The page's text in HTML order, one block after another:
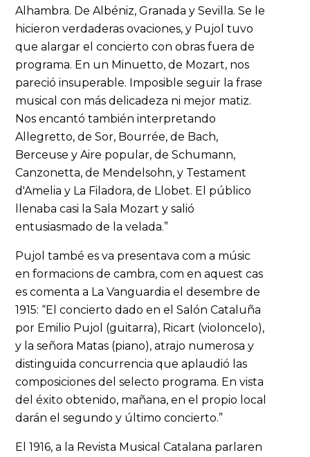
Alhambra. De Albéniz, Granada y Sevilla. Se le
hicieron verdaderas ovaciones, y Pujol tuvo
que alargar el concierto con obras fuera de
programa. En un Minuetto, de Mozart, nos
pareció insuperable. Imposible seguir la frase
musical con más delicadeza ni mejor matiz.
Nos encantó también interpretando
Allegretto, de Sor, Bourrée, de Bach,
Berceuse y Aire popular, de Schumann,
Canzonetta, de Mendelsohn, y Testament
d'Amelia y La Filadora, de Llobet. El público
llenaba casi la Sala Mozart y salió
entusiasmado de la velada.”
Pujol també es va presentava com a músic
en formacions de cambra, com en aquest cas
es comenta a La Vanguardia el desembre de
1915: “El concierto dado en el Salón Cataluña
por Emilio Pujol (guitarra), Ricart (violoncelo),
y la señora Matas (piano), atrajo numerosa y
distinguida concurrencia que aplaudió las
composiciones del selecto programa. En vista
del éxito obtenido, mañana, en el propio local
darán el segundo y último concierto.”
El 1916, a la Revista Musical Catalana parlaren